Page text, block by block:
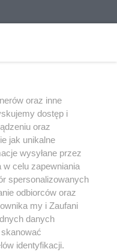
być powielany i
w jakikolwiek sposób (w
jakimkolwiek polu
z umieszczaniem w
Jakiekolwiek użycie lub
z naruszeniem prawa,
groźbą kary i może być
oraz inne
dostęp i
oraz
jak unikalne
wysyłane przez
w celu zapewniania
spersonalizowanych
odbiorców oraz
my i Zaufani
danych
identyfikacji.